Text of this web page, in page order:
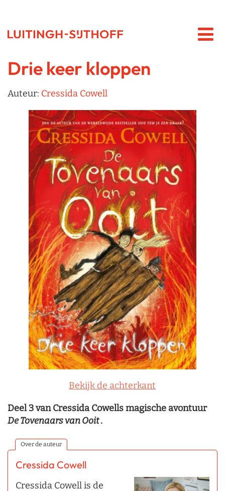
Drie keer kloppen
Auteur: Cressida Cowell
Bekijk de achterkant
Deel 3 van Cressida Cowells magische avontuur
De Tovenaars van Ooit.
Over de auteur
Cressida Cowell
Cressida Cowell is de